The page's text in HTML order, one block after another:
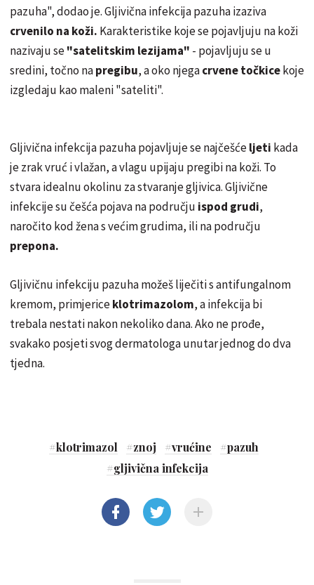
pazuha", dodao je. Gljivična infekcija pazuha izaziva
crvenilo na koži. Karakteristike koje se pojavljuju na koži
nazivaju se"satelitskim lezijama" - pojavljuju se u
sredini, točno napregibu, a oko njegacrvene točkicekoje
izgledaju kao maleni "sateliti".
Gljivična infekcija pazuha pojavljuje se najčešćeljeti kada
je zrak vruć i vlažan, a vlagu upijaju pregibi na koži. To
stvara idealnu okolinu za stvaranje gljivica. Gljivične
infekcije su češća pojava na području ispod grudi,
naročito kod žena s većim grudima, ili na području
prepona.
Gljivičnu infekciju pazuha možeš liječiti s antifungalnom
kremom, primjericeklotrimazolom, a infekcija bi
trebala nestati nakon nekoliko dana. Ako ne prođe,
svakako posjeti svog dermatologa unutar jednog do dva
tjedna.
#klotrimazol #znoj #vrućine #pazuh
#gljivična infekcija